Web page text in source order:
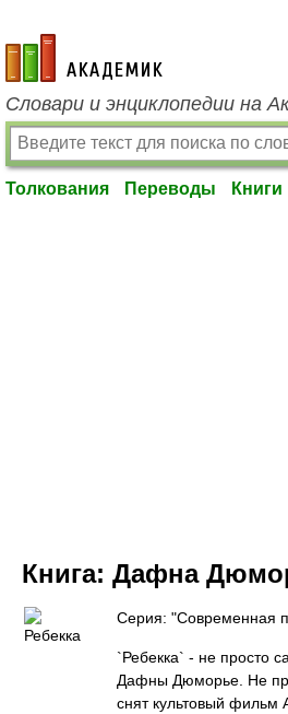
academic.ru
Словари и энциклопедии на
Толкования Переводы Книги
Книга: Дафна
Серия: "Современная
`Ребекка` - не просто
Дафны Дюморье. Не
снят культовый фильм